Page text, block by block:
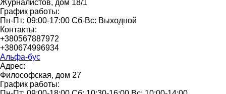
Журналистов, дом 18/1
График работы:
Пн-Пт: 09:00-17:00 Сб-Вс: Выходной
Контакты:
+380567887972
+380674996934
Альфа-бус
Адрес:
Философская, дом 27
График работы: